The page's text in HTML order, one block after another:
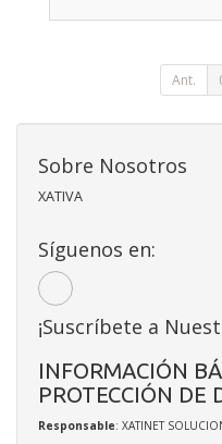
Ant.
Sobre Nosotros
XATIVA
Síguenos en:
¡Suscríbete a
INFORMACIÓN
PROTECCIÓN DE
Responsable: XATINET